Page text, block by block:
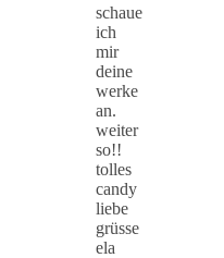
schaue
ich
mir
deine
werke
an.
weiter
so!!
tolles
candy
liebe
grüsse
ela